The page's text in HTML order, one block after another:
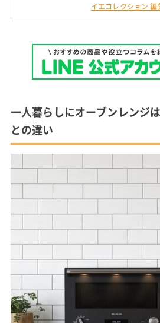
イエコレクション
一人暮らしにオーブンレンジ
との違い